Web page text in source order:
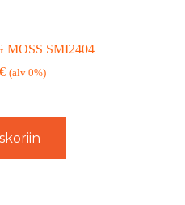
MOSS SMI2404
€ (alv 0%)